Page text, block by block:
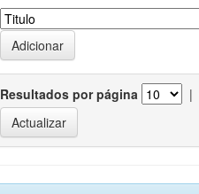
Resultados por página |